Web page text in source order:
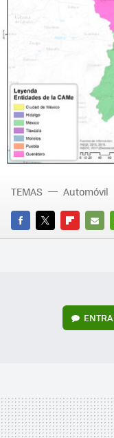
FACEBOOK
TWITTERFLIPBOARD
E-
TEMAS Automóvil